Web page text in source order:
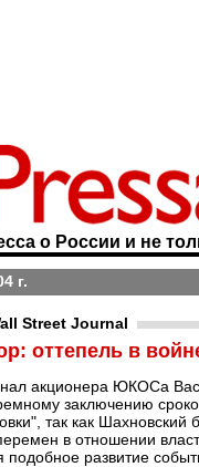
о России и не
г.
Street Journal
оттепель в
акционера ЮКОСа
заключению
так как
в отношении
подобное развитие